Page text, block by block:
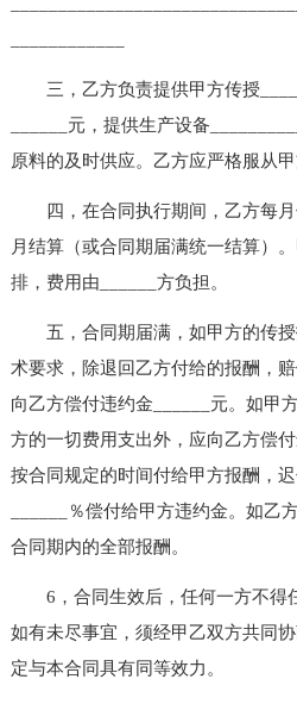
三，乙方负责提供甲方传授
______元，提供生产设备
原料的及时供应。乙方应严格服从甲
四，在合同执行期间，乙方每月
月结算（或合同期届满统一结算）
排，费用由______方负担。
五，合同期届满，如甲方的传授
术要求，除退回乙方付给的报酬，
向乙方偿付违约金______元。如甲
方的一切费用支出外，应向乙方偿
按合同规定的时间付给甲方报酬，
______％偿付给甲方违约金。如乙
合同期内的全部报酬。
6，合同生效后，任何一方不得
如有未尽事宜，须经甲乙双方共同
定与本合同具有同等效力。